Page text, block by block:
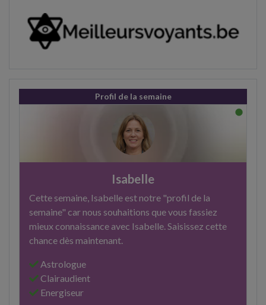
Profil de la semaine
Isabelle
Cette semaine, Isabelle est notre "profil de la
semaine" car nous souhaitions que vous fassiez
mieux connaissance avec Isabelle. Saisissez cette
chance dès maintenant.
Astrologue
Clairaudient
Energiseur